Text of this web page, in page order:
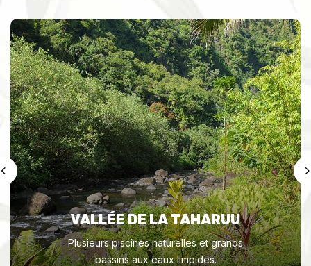
VALLÉE DE LA TAHARUU
Plusieurs piscines naturelles et grands
bassins aux eaux limpides.